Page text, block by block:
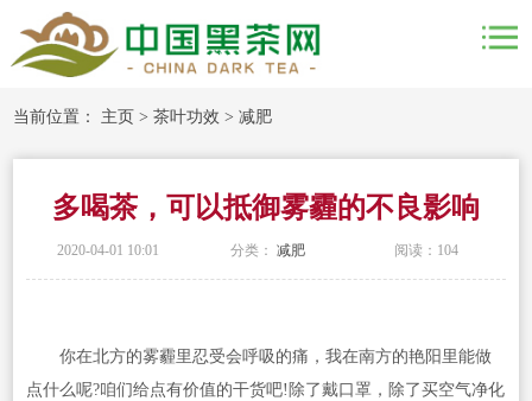
当前位置： 主页 >茶叶功效 >减肥
多喝茶，可以抵御雾霾的不良影响
2020-04-01 10:01 分类：减肥 阅读： 104
你在北方的雾霾里忍受会呼吸的痛，我在南方的艳阳里能做
点什么呢?咱们给点有价值的干货吧!除了戴口罩，除了买空气净化